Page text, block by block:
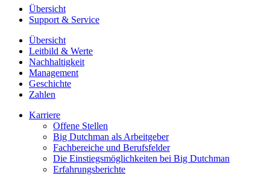
Übersicht
Support & Service
Übersicht
Leitbild & Werte
Nachhaltigkeit
Management
Geschichte
Zahlen
Karriere
Offene Stellen
Big Dutchman als Arbeitgeber
Fachbereiche und Berufsfelder
Die Einstiegsmöglichkeiten bei Big Dutchman
Erfahrungsberichte